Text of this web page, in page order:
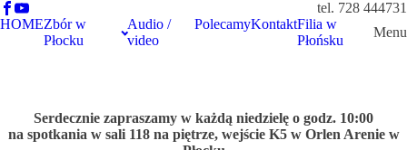
tel. 728 444731
HOMEZbór w
Płocku
Audio /
video
PolecamyKontaktFilia w
Płońsku
Menu
Serdecznie zapraszamy w każdą niedzielę o godz. 10:00
na spotkania w sali 118 na piętrze, wejście K5 w Orlen Arenie w